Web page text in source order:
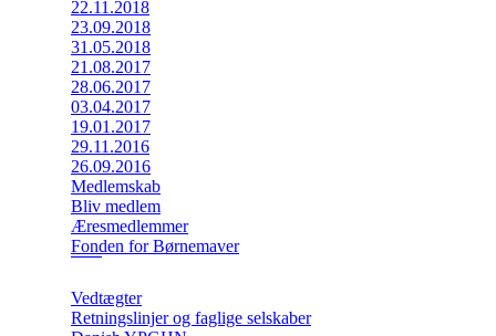
22.11.2018
23.09.2018
31.05.2018
21.08.2017
28.06.2017
03.04.2017
19.01.2017
29.11.2016
26.09.2016
Medlemskab
Bliv medlem
Æresmedlemmer
Fonden for Børnemaver
Vedtægter
Retningslinjer og faglige selskaber